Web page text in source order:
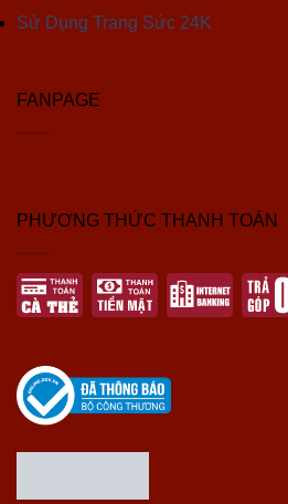
Sử Dụng Trang Sức 24K
FANPAGE
PHƯƠNG THỨC THANH TOÁN